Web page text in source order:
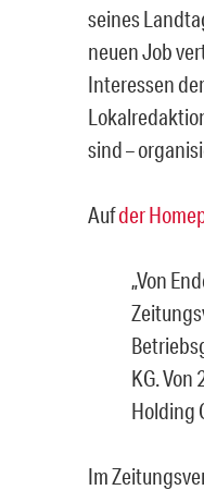
seines
neuen Job
Interessen
sind –
Aufder
„Von
KG.
Holding
Im